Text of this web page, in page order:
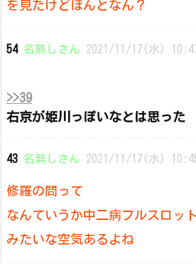
を見たけどほんとなん？
54 名無しさん 2021/11/17(水)
>>39
右京が姫川っぽいなとは思った
43 名無しさん 2021/11/17(水)
修羅の問って
なんていうか中二病フルスロッ
みたいな空気あるよね